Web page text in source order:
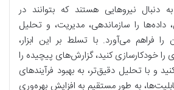
به دنبال نیروهایی هستند که بتوانند در
را سازماندهی، مدیریت، و تحلیل
فراهم می‌آورد. با تسلط بر این ابزار،
را خودکارسازی کنید، گزارش‌های پیچیده را
و با تحلیل دقیق‌تر، به بهبود فرآیندهای
به طور مستقیم به افزایش بهره‌وری